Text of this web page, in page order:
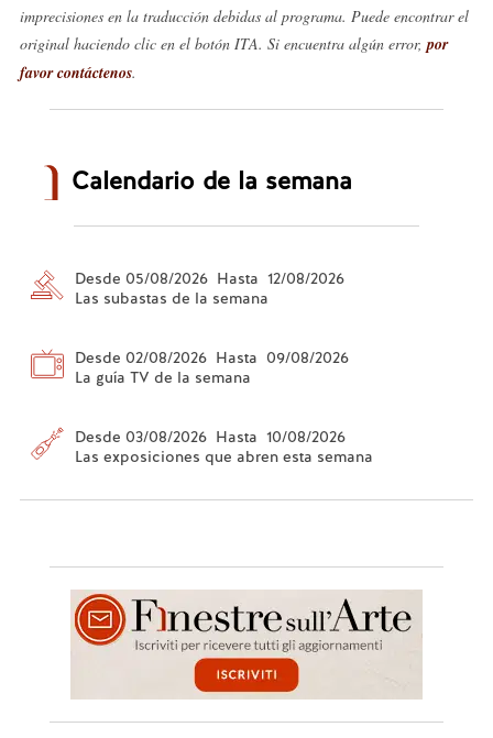
imprecisiones en la traducción debidas al programa. Puede encontrar el
original haciendo clic en el botón ITA. Si encuentra algún error, por
favor contáctenos.
Calendario de la semana
Desde 05/08/2026 Hasta 12/08/2026
Las subastas de la semana
Desde 02/08/2026 Hasta 09/08/2026
La guía TV de la semana
Desde 03/08/2026 Hasta 10/08/2026
Las exposiciones que abren esta semana